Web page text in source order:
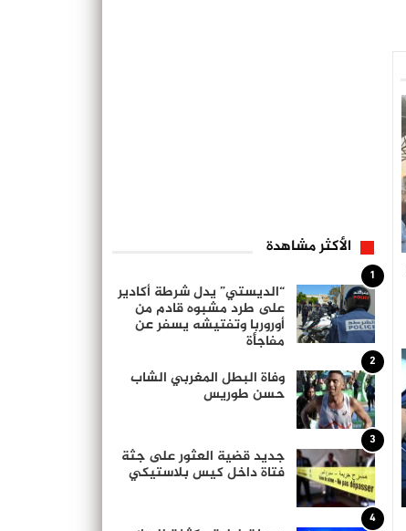
الأكثر مشاهدة
1
“الديستي” يدل شرطة أكادير
على طرد مشبوه قادم من
أوروربا وتفتيشه يسفر عن
مفاجأة
2
وفاة البطل المغربي الشاب
حسن طوريس
3
جديد قضية العثور على جثة
فتاة داخل كيس بلاستيكي
4